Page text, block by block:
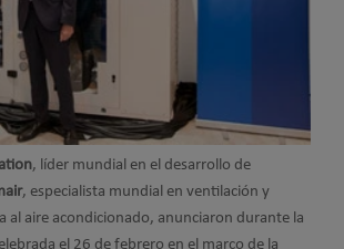
, líder mundial en el desarrollo de
, especialista mundial en ventilación y
al aire acondicionado, anunciaron durante la
el 26 de febrero en el marco de la